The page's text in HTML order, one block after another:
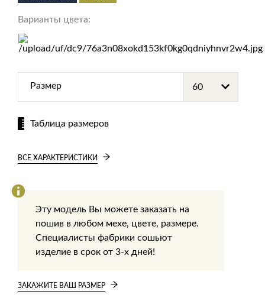
Варианты цвета:
Размер
Таблица размеров
ВСЕ ХАРАКТЕРИСТИКИ
Эту модель Вы можете заказать на
пошив в любом мехе, цвете, размере.
Специалисты фабрики сошьют
изделие в срок от 3-х дней!
ЗАКАЖИТЕ ВАШ РАЗМЕР